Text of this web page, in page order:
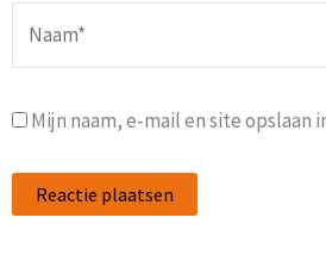
Mijn naam, e-mail en site opslaan